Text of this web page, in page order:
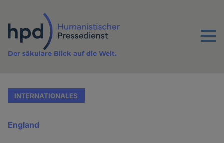
Inhalt
Menu
Der säkulare Blick auf die Welt.
INTERNATIONALES
England